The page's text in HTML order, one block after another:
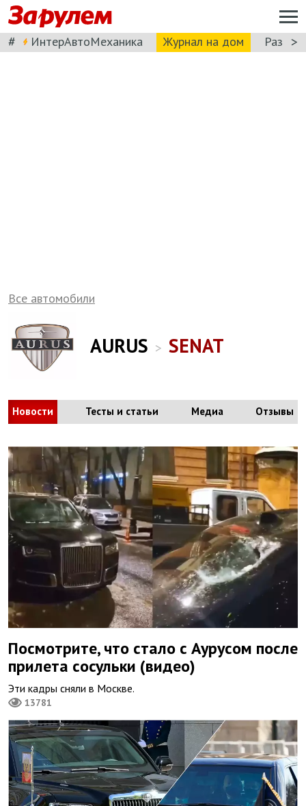
# ИнтерАвтоМеханика Журнал на дом >
Все автомобили
AURUS > SENAT
Новости Тесты и статьи Медиа Отзывы
Посмотрите, что стало с Аурусом после
прилета сосульки (видео)
Эти кадры сняли в Москве.
13781